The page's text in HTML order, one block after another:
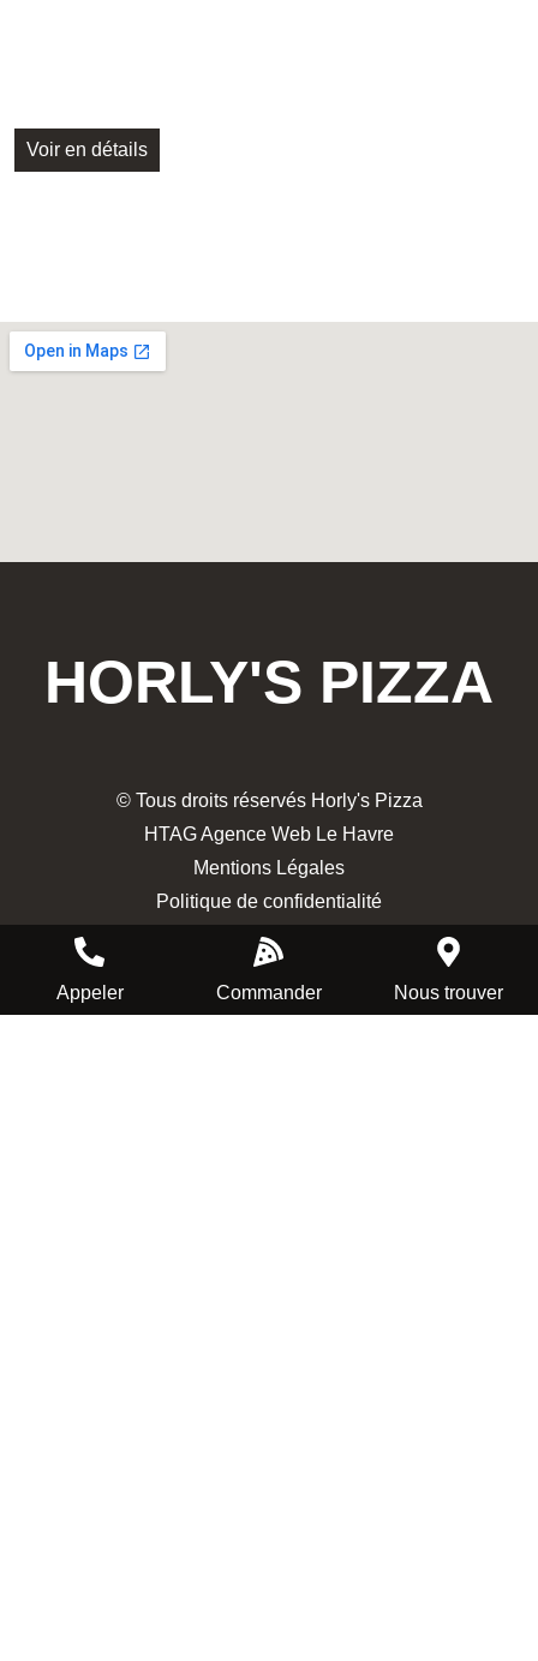
Voir en détails
HORLY'S PIZZA
© Tous droits réservés Horly's Pizza
HTAG Agence Web Le Havre
Mentions Légales
Politique de confidentialité
Appeler Commander Nous trouver